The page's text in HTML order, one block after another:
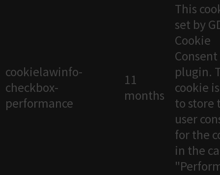
cookielawinfo-
checkbox-
performance
11
months
This
set by
Cookie
Consent
plugin.
cookie
to store
user
for the
in the